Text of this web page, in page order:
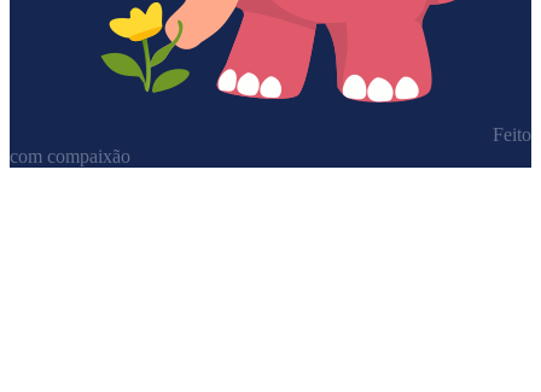
Feito
com compaixão